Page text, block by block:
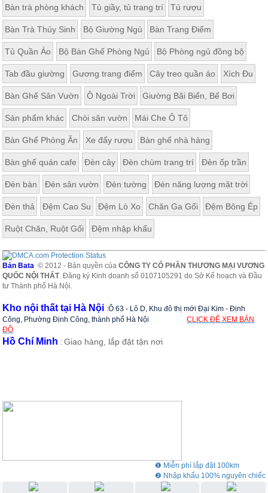
Bàn trà phòng khách Tủ giầy, tủ trang trí Tủ rượu
Bàn Trà Thủy Sinh Bộ Giường Ngủ Bàn Trang Điểm
Tủ Quần Áo Bộ Bàn Ghế Phòng Ngủ Bộ Phòng ngủ đồng bộ
Tab đầu giường Gương trang điểm Cây treo quần áo Xích Đu
Bàn Ghế Sân Vườn Ô Ngoài Trời Giường Bãi Biển, Bể Bơi
Sản phẩm khác Chòi sân vườn Mái Che Ô Tô
Bàn Ghế Phòng Ăn Xe đẩy rượu Bàn ghế nhà hàng
Bàn ghế quán cafe Đèn cây Đèn chùm trang trí Đèn ốp trần
Đèn bàn Đèn sân vườn Đèn tường Đèn năng lượng mặt trời
Đèn thả Đệm Cao Su Đệm Lò Xo Chăn Ga Gối Đệm Bông Ép
Ruột Chăn, Ruột Gối Đệm nhập khẩu
Bản Bata © 2012 - Bản quyền củaCÔNG TY CỔ PHẦN THƯƠNG MẠI VƯƠNG
QUỐC NỘI THẤT. Đăng ký Kinh doanh số 0107105291 do Sở Kế hoạch và Đầu
tư Thành phố Hà Nội.
Kho nội thất tại Hà Nội :Ô 63 - Lô D, Khu đô thị mới Đại Kim - Định
Công, Phường Định Công, thành phố Hà Nội
CLICK ĐỂ XEM BẢN
ĐỒ
Hồ Chí Minh :Giao hàng, lắp đặt tận nơi
❶ Miễn phí lắp đặt 100km
❷ Nhập khẩu 100% nguyên chiếc
❸ Showroom rộng 3000m2